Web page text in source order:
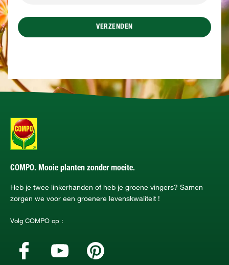
VERZENDEN
COMPO. Mooie planten zonder moeite.
Heb je twee linkerhanden of heb je groene vingers? Samen
zorgen we voor een groenere levenskwaliteit !
Volg COMPO op :